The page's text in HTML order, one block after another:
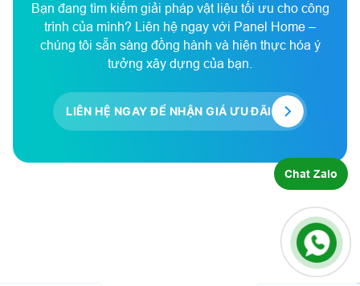
Bạn đang tìm kiếm giải pháp vật liệu tối ưu cho công
trình của mình? Liên hệ ngay với Panel Home –
chúng tôi sẵn sàng đồng hành và hiện thực hóa ý
tưởng xây dựng của bạn.
LIÊN HỆ NGAY ĐỂ NHẬN GIÁ ƯU ĐÃI
Chat Zalo